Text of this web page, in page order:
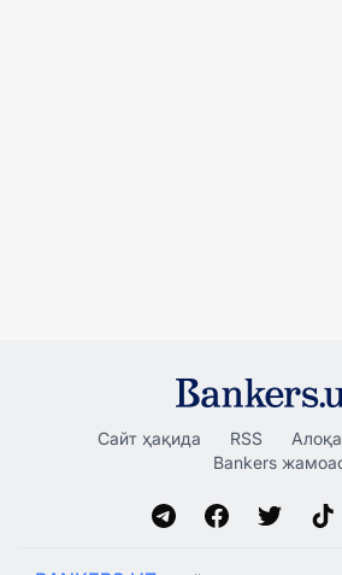
Сайт ҳақида RSS Алоқа
Bankers